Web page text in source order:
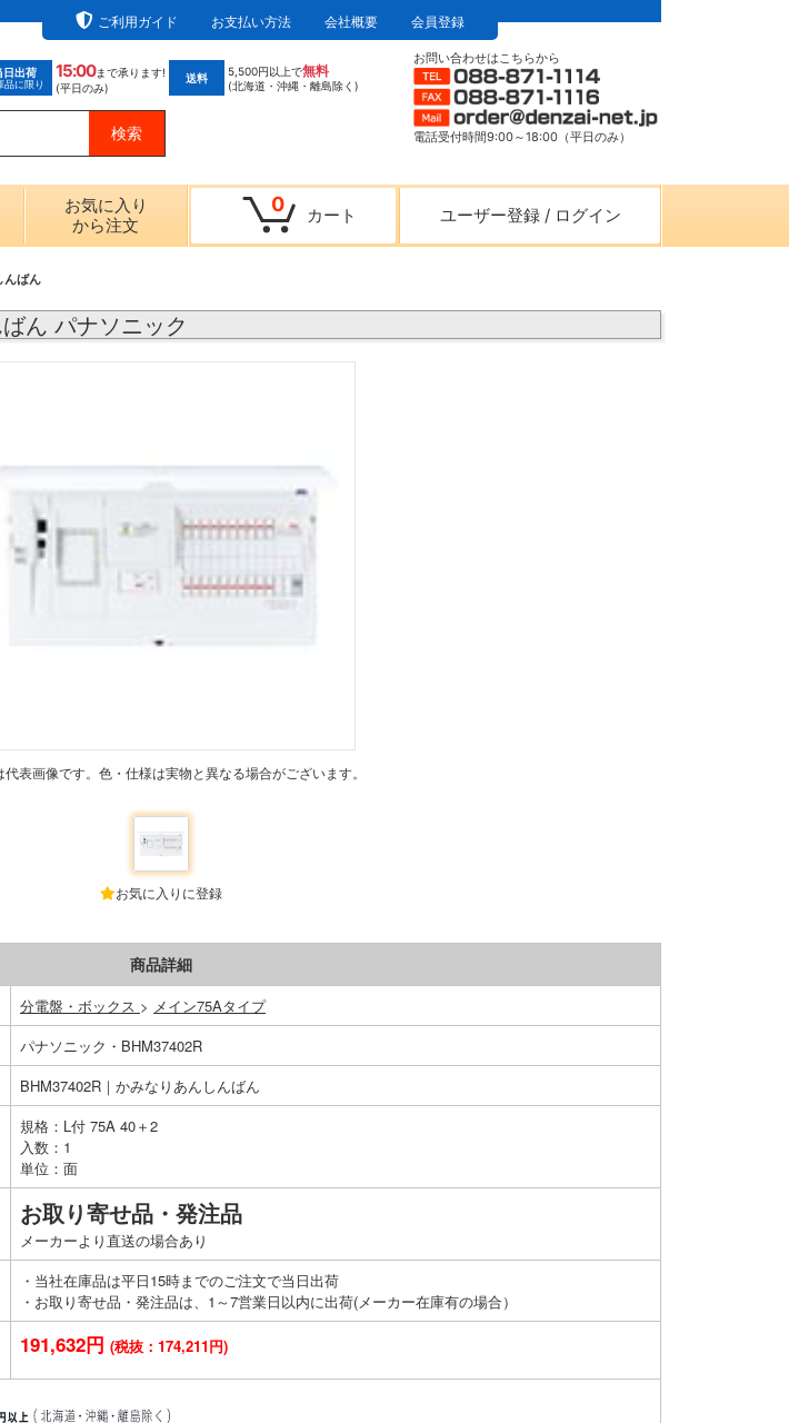
ご利用ガイド
お支払い方法 会社概要 会員登録
日出荷
品に限り
15:00まで承ります!
(平日のみ)
送料 5,500円以上で無料
(北海道・沖縄・離島除く)
お問い合わせはこちらから
電話受付時間9:00～18:00（平日のみ）
お気に入り
から注文
0 カート ユーザー登録 / ログイン
んばん
ん パナソニック
代表画像です。色・仕様は実物と異なる場合がございます。
お気に入りに登録
商品詳細
分電盤・ボックス > メイン75Aタイプ
パナソニック・BHM37402R
BHM37402R｜かみなりあんしんばん
規格：L付 75A 40＋2
入数：1
単位：面
お取り寄せ品・発注品
メーカーより直送の場合あり
・当社在庫品は平日15時までのご注文で当日出荷
・お取り寄せ品・発注品は、1～7営業日以内に出荷(メーカー在庫有の場合）
191,632円 (税抜：174,211円)